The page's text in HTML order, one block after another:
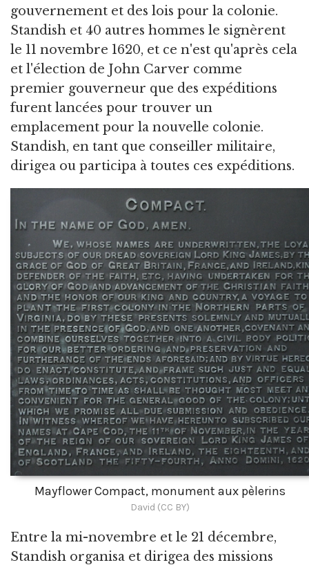
gouvernement et des lois pour la colonie.
Standish et 40 autres hommes le signèrent
le 11 novembre 1620, et ce n'est qu'après cela
et l'élection de John Carver comme
premier gouverneur que des expéditions
furent lancées pour trouver un
emplacement pour la nouvelle colonie.
Standish, en tant que conseiller militaire,
dirigea ou participa à toutes ces expéditions.
Mayflower Compact, monument aux pèlerins
David (CC BY)
Entre la mi-novembre et le 21 décembre,
Standish organisa et dirigea des missions